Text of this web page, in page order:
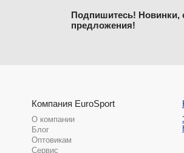
Подпишитесь! Новинки,
предложения!
Компания EuroSport
О компании
Блог
Оптовикам
Сервис